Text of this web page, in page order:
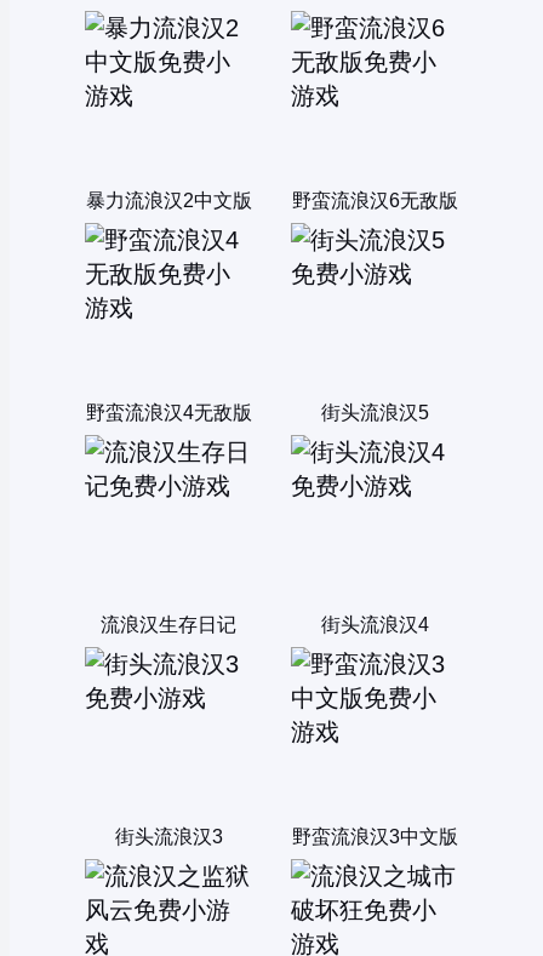
暴力流浪汉2中文版 野蛮流浪汉6无敌版
野蛮流浪汉4无敌版 街头流浪汉5
流浪汉生存日记 街头流浪汉4
街头流浪汉3 野蛮流浪汉3中文版